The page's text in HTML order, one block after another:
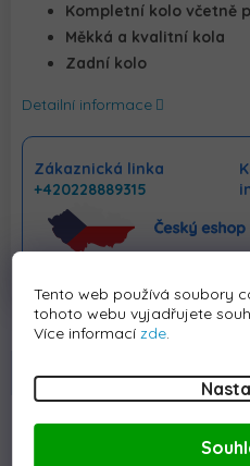
Tento web používá soubory
tohoto webu vyjadřujete
Více informacízde.
Kompletní kolo včetně
Měkká a kvalitní kola
Zadní kolo
Detailní informace
Zákaznická linka
+420228889315
Popis Hodnocení Diskuze
Detailní popis produktu